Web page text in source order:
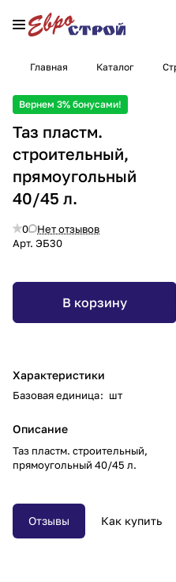
Главная Каталог
Вернем 3% бонусами!
Таз пластм.
строительный,
прямоугольный
40/45 л.
0
Нет отзывов
Арт. ЭБ30
В корзину
Характеристики
Базовая единица: шт
Описание
Таз пластм. строительный,
прямоугольный 40/45 л.
Отзывы Как купить